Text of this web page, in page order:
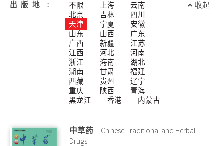
出版地 ： 不限 上海
云南
北京
吉林
四川
天津
宁夏
安徽
山东
山西
广东
广西
新疆
江苏
江西
河北
河南
浙江
海南
湖北
湖南
甘肃
福建
西藏
贵州
辽宁
重庆
陕西
青海
黑龙江
香港 内蒙古
收起
中草药
Chinese Traditional and Herbal
Drugs